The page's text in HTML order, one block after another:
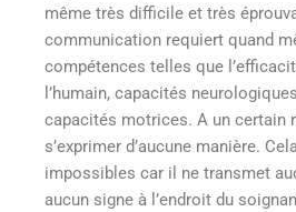
même très difficile et très
communication requiert quand
compétences telles que
l’humain, capacités
capacités motrices. A un certain
s’exprimer d’aucune manière.
impossibles car il ne transmet
aucun signe à l’endroit du